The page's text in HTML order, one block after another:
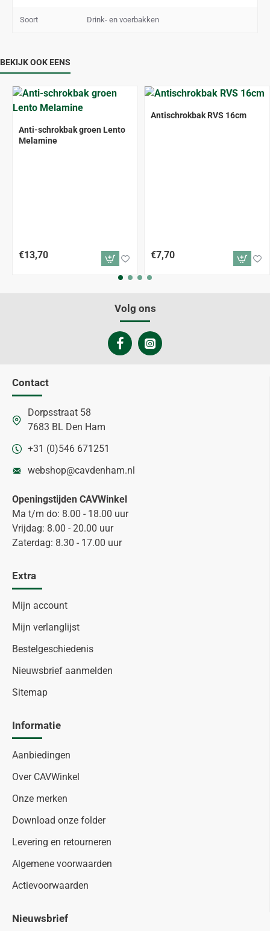
Soort Drink- en voerbakken
BEKIJK OOK EENS
Anti-schrokbak groen Lento
Melamine
€13,70
Antischrokbak RVS 16cm
€7,70
Volg ons
Contact
Dorpsstraat 58
7683 BL Den Ham
+31 (0)546 671251
webshop@cavdenham.nl
Openingstijden CAVWinkel
Ma t/m do: 8.00 - 18.00 uur
Vrijdag: 8.00 - 20.00 uur
Zaterdag: 8.30 - 17.00 uur
Extra
Mijn account
Mijn verlanglijst
Bestelgeschiedenis
Nieuwsbrief aanmelden
Sitemap
Informatie
Aanbiedingen
Over CAVWinkel
Onze merken
Download onze folder
Levering en retourneren
Algemene voorwaarden
Actievoorwaarden
Nieuwsbrief